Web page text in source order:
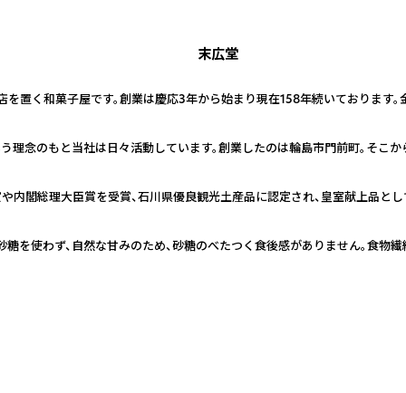
末広堂
置く和菓子屋です。創業は慶応3年から始まり現在158年続いております
念のもと当社は日々活動しています。創業したのは輪島市門前町。そこ
内閣総理大臣賞を受賞、石川県優良観光土産品に認定され、皇室献上品と
を使わず、自然な甘みのため、砂糖のべたつく食後感がありません。食物